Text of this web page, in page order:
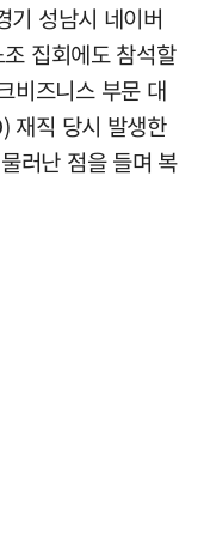
성남시 네이버
집회에도 참석할
비즈니스 부문 대
재직 당시 발생한
러난 점을 들며 복